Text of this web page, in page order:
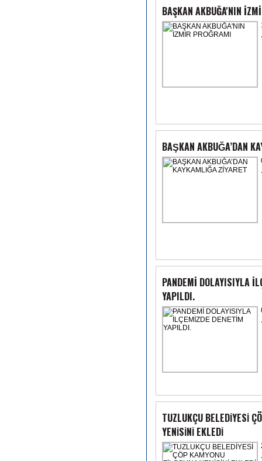
BAŞKAN AKBUĞA'NIN
BAŞKAN AKBUĞA’DAN
PANDEMİ DOLAYISIYLA
YAPILDI.
TUZLUKÇU BELEDİYESİ
YENİSİNİ EKLEDİ